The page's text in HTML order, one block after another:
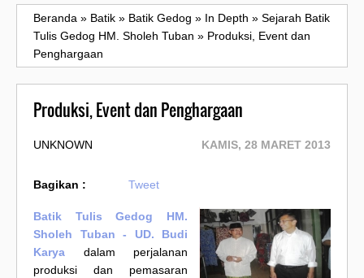
Beranda » Batik » Batik Gedog » In Depth » Sejarah Batik
Tulis Gedog HM. Sholeh Tuban » Produksi, Event dan
Penghargaan
Produksi, Event dan Penghargaan
UNKNOWN KAMIS, 28 MARET 2013
Bagikan : Tweet
Batik Tulis Gedog HM.
Sholeh Tuban - UD. Budi
Karya dalam perjalanan
produksi dan pemasaran